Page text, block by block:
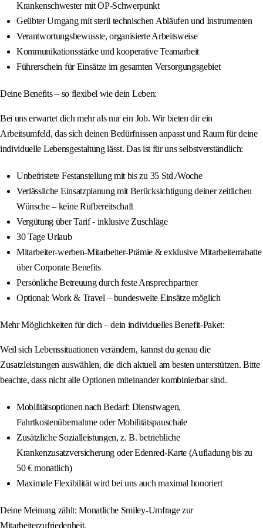
Krankenschwester mit OP-Schwerpunkt
Geübter Umgang mit steril technischen Abläufen und Instrumenten
Verantwortungsbewusste, organisierte Arbeitsweise
Kommunikationsstärke und kooperative Teamarbeit
Führerschein für Einsätze im gesamten Versorgungsgebiet
Deine Benefits – so flexibel wie dein Leben:
Bei uns erwartet dich mehr als nur ein Job. Wir bieten dir ein
Arbeitsumfeld, das sich deinen Bedürfnissen anpasst und Raum für deine
individuelle Lebensgestaltung lässt. Das ist für uns selbstverständlich:
Unbefristete Festanstellung mit bis zu 35 Std./Woche
Verlässliche Einsatzplanung mit Berücksichtigung deiner zeitlichen
Wünsche – keine Rufbereitschaft
Vergütung über Tarif - inklusive Zuschläge
30 Tage Urlaub
Mitarbeiter-werben-Mitarbeiter-Prämie & exklusive Mitarbeiterrabatte
über Corporate Benefits
Persönliche Betreuung durch feste Ansprechpartner
Optional: Work & Travel – bundesweite Einsätze möglich
Mehr Möglichkeiten für dich – dein individuelles Benefit-Paket:
Weil sich Lebenssituationen verändern, kannst du genau die
Zusatzleistungen auswählen, die dich aktuell am besten unterstützen. Bitte
beachte, dass nicht alle Optionen miteinander kombinierbar sind.
Mobilitätsoptionen nach Bedarf: Dienstwagen,
Fahrtkostenübernahme oder Mobilitätspauschale
Zusätzliche Sozialleistungen, z. B. betriebliche
Krankenzusatzversicherung oder Edenred-Karte (Aufladung bis zu
50 € monatlich)
Maximale Flexibilität wird bei uns auch maximal honoriert
Deine Meinung zählt: Monatliche Smiley-Umfrage zur
Mitarbeiterzufriedenheit.